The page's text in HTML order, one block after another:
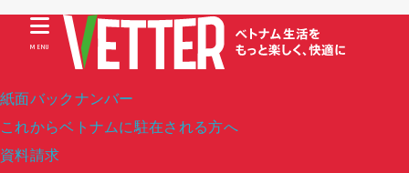
紙面バックナンバー
これからベトナムに駐在される方へ
資料請求
MENU